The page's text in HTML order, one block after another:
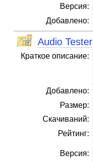
Версия:
Добавлено:
Audio Tester
Краткое описание:
Добавлено:
Размер:
Скачиваний:
Рейтинг:
Версия: